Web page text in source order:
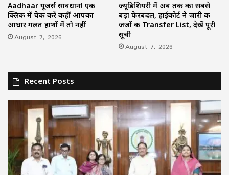
Aadhaar यूजर्स सावधान! एक
क्लिक में चेक करें कहीं आपका
आधार गलत हाथों में तो नहीं
August 7, 2026
ज्यूडिशियरी में अब तक का सबसे
बड़ा फेरबदल, हाईकोर्ट ने जारी की
जजों की Transfer List, देखें पूरी
सूची
August 7, 2026
Recent Posts